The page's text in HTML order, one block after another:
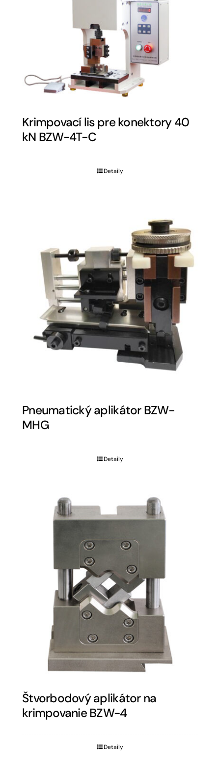
Krimpovací lis pre konektory 40
kN BZW-4T-C
Detaily
Pneumatický aplikátor BZW-
MHG
Detaily
Štvorbodový aplikátor na
krimpovanie BZW-4
Detaily